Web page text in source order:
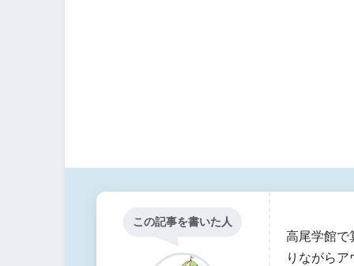
この記事を書いた人
高尾学館で
りながら